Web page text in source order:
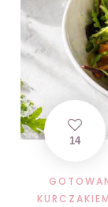
14
KURCZAKIEM